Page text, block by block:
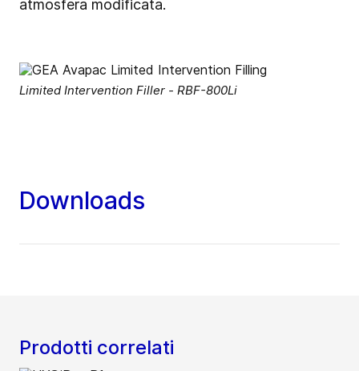
atmosfera modificata.
Limited Intervention Filler - RBF-800Li
Downloads
Prodotti correlati